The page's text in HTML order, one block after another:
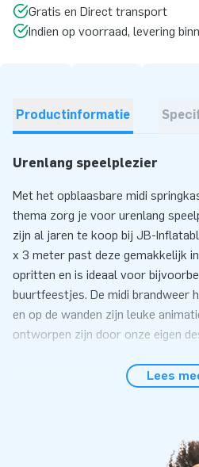
Gratis en Direct transport
Indien op voorraad, levering
Productinformatie
Urenlang speelplezier
Met het opblaasbare midi
thema zorg je voor urenlang
zijn al jaren te koop bij JB-
x 3 meter past deze gemakkelijk
opritten en is ideaal voor
buurtfeestjes. De midi brandweer
en op de wanden zijn leuke
ontworpen zijn door onze eigen
of buurtfeest. Het midi
deel geleverd en is daardoor
Lees